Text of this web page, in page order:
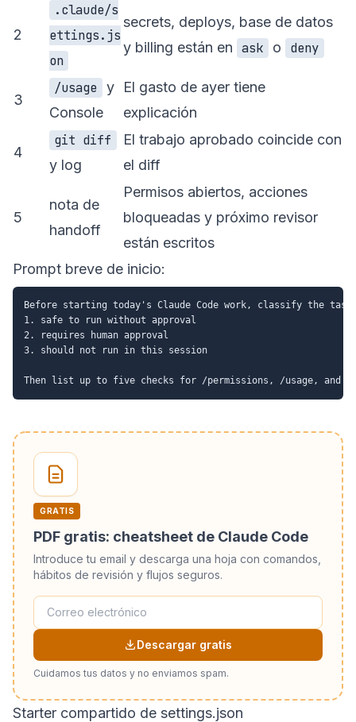
2
.claude/s
ettings.js
on
secrets, deploys, base de datos
y billing están en ask o deny
3
/usage
y
Console
El gasto de ayer tiene
explicación
4
git diff
y log
El trabajo aprobado coincide con
el diff
5
nota de
handoff
Permisos abiertos, acciones
bloqueadas y próximo revisor
están escritos
Prompt breve de inicio:
Before starting today's Claude Code work, classify the
1. safe to run without approval
2. requires human approval
3. should not run in this session
GRATIS
PDF gratis: cheatsheet de Claude Code
Introduce tu email y descarga una hoja con comandos,
hábitos de revisión y flujos seguros.
Descargar gratis
Cuidamos tus datos y no enviamos spam.
Starter compartido de settings.json